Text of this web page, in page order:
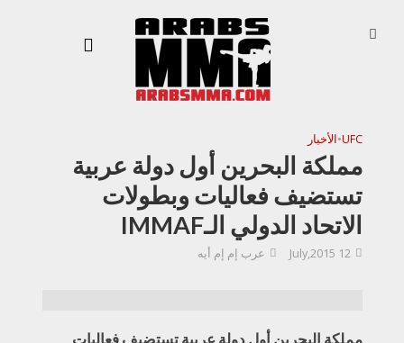
UFC
•الأخبار
مملكة البحرين أول دولة عربية
تستضيف فعاليات وبطولات
الاتحاد الدولي الـIMMAF
12 July,2015 عرب إم إم أيه
مملكة البحرين أول دولة عربية تستضيف فعاليات